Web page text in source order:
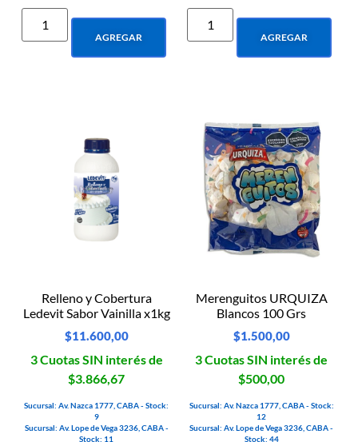
AGREGAR AGREGAR
Relleno y Cobertura
Ledevit Sabor Vainilla x1kg
$11.600,00
3 Cuotas SIN interés de
$3.866,67
Sucursal: Av. Nazca 1777, CABA - Stock:
9
Sucursal: Av. Lope de Vega 3236, CABA -
Stock: 11
Merenguitos URQUIZA
Blancos 100 Grs
$1.500,00
3 Cuotas SIN interés de
$500,00
Sucursal: Av. Nazca 1777, CABA - Stock:
12
Sucursal: Av. Lope de Vega 3236, CABA -
Stock: 44